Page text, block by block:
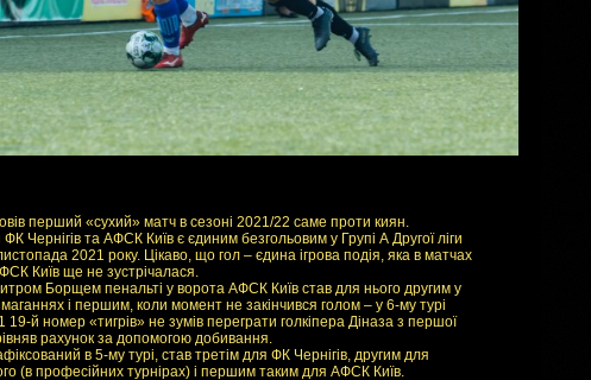
перший «сухий» матч в сезоні 2021/22 саме проти киян.
Чернігів та АФСК Київ є єдиним безгольовим у Групі А Другої ліги
2021 року. Цікаво, що гол – єдина ігрова подія, яка в матчах
Київ ще не зустрічалася.
Борщем пенальті у ворота АФСК Київ став для нього другим у
і першим, коли момент не закінчився голом – у 6-му турі
19-й номер «тигрів» не зумів переграти голкіпера Діназа з першої
рахунок за допомогою добивання.
в 5-му турі, став третім для ФК Чернігів, другим для
(в професійних турнірах) і першим таким для АФСК Київ.